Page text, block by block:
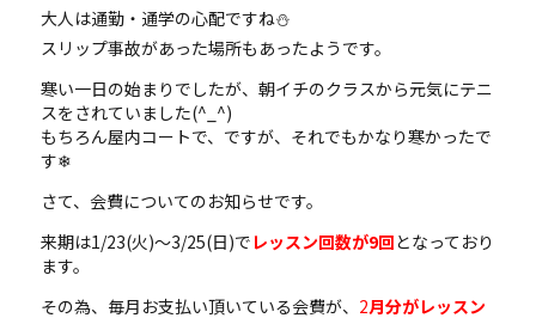
大人は通勤・通学の心配ですね⛄
スリップ事故があった場所もあったようです。
寒い一日の始まりでしたが、朝イチのクラスから元気にテニ
スをされていました(^_^)
もちろん屋内コートで、ですが、それでもかなり寒かったで
す❄
さて、会費についてのお知らせです。
来期は1/23(火)～3/25(日)で レッスン回数が9回となっており
ます。
その為、毎月お支払い頂いている会費が、 2月分がレッスン